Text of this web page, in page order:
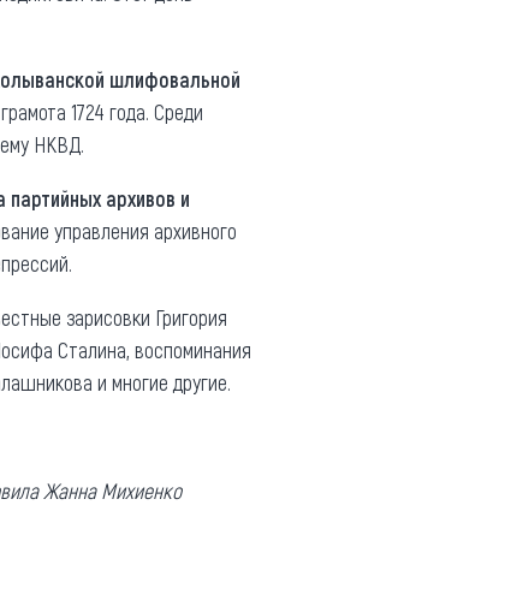
шлифовальной
1724 года. Среди
НКВД.
архивов и
управления архивного
зарисовки Григория
Сталина, воспоминания
и многие другие.
Жанна Михиенко